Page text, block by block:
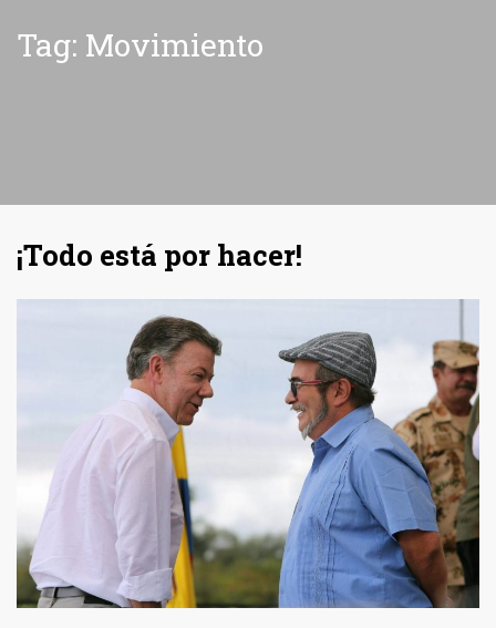
Tag: Movimiento
¡Todo está por hacer!